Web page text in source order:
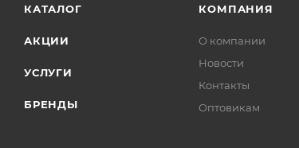
КАТАЛОГ
АКЦИИ
УСЛУГИ
БРЕНДЫ
КОМПАНИЯ
О компании
Новости
Контакты
Оптовикам